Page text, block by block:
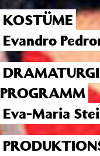
KOSTÜME
Evandro
PROGRAMM
Eva-Maria